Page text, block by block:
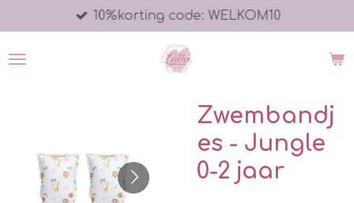
direct
naar
10%korting code: WELKOM10
Zwembandj
es - Jungle
0-2 jaar